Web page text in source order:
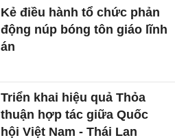
Kẻ điều hành tổ chức phản
động núp bóng tôn giáo lĩnh
án
Triển khai hiệu quả Thỏa
thuận hợp tác giữa Quốc
hội Việt Nam - Thái Lan